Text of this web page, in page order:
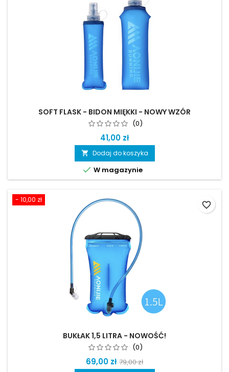
SOFT FLASK - BIDON MIĘKKI - NOWY WZÓR
(0)
41,00 zł
 Dodaj do koszyka
 W magazynie
- 10,00 zł
BUKŁAK 1,5 LITRA - NOWOŚĆ!
(0)
69,00 zł 79,00 zł
favorite_border